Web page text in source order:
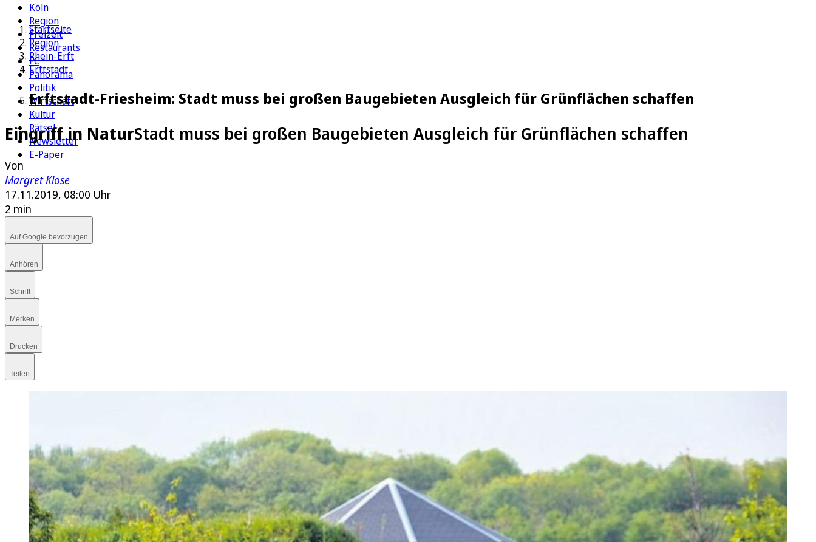
Köln
Region
Freizeit
Restaurants
FC
Panorama
Politik
Wirtschaft
Kultur
Rätsel
Newsletter
E-Paper
Startseite
Region
Rhein-Erft
Erftstadt
Erftstadt-Friesheim: Stadt muss bei großen Baugebieten Ausgleich für Grünflächen schaffen
Eingriff in NaturStadt muss bei großen Baugebieten Ausgleich für Grünflächen schaffen
Von
Margret Klose
17.11.2019, 08:00 Uhr
2 min
Auf Google bevorzugen
Anhören
Schrift
Merken
Drucken
Teilen